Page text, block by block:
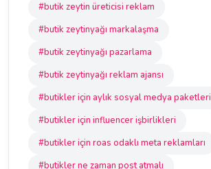
#butik zeytin üreticisi reklam
#butik zeytinyağı markalaşma
#butik zeytinyağı pazarlama
#butik zeytinyağı reklam ajansı
#butikler için aylık sosyal medya paketleri
#butikler için influencer işbirlikleri
#butikler için roas odaklı meta reklamları
#butikler ne zaman post atmalı